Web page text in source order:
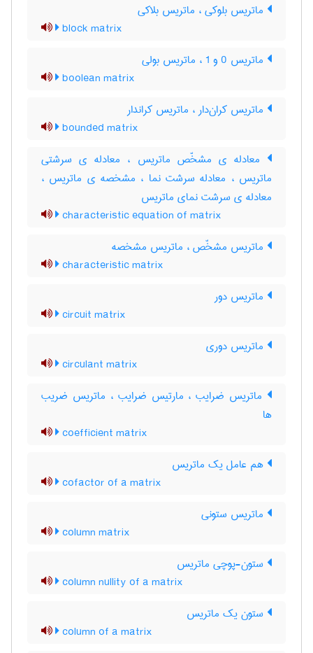
ماتریس بلوکی ، ماتریس بلاکی
block matrix
ماتریس 0 و 1 ، ماتریس بولی
boolean matrix
ماتریس کران‌دار ، ماتریس کراندار
bounded matrix
معادله ی مشخّص ماتریس ، معادله ی سرشتی
ماتریس ، معادله سرشت نما ، مشخصه ی ماتریس ،
معادله ی سرشت نمای ماتریس
characteristic equation of matrix
ماتریس مشخّص ، ماتریس مشخصه
characteristic matrix
ماتریس دور
circuit matrix
ماتریس دوری
circulant matrix
ماتریس ضرایب ، مارتیس ضرایب ، ماتریس ضریب
ها
coefficient matrix
هم عامل یک ماتریس
cofactor of a matrix
ماتریس ستونی
column matrix
ستون-پوچی ماتریس
column nullity of a matrix
ستون یک ماتریس
column of a matrix